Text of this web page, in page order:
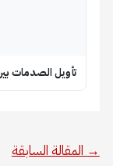
تأويل الصدمات
→ المقالة السابقة